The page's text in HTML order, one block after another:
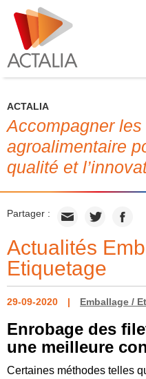
ACTALIA
Accompagner
agroalimentaire
qualité et
Partager :
Actualités
Etiquetage
29-09-2020 Emballage /
Enrobage des
une meilleure
Certaines méthodes telles